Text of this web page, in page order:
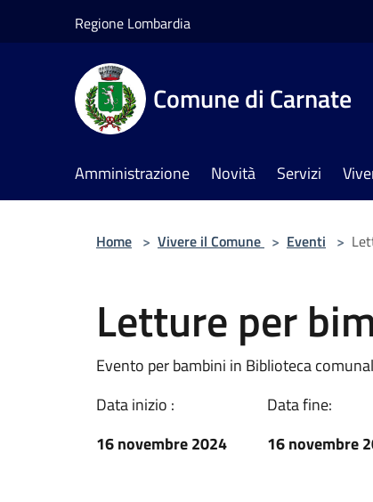
Regione Lombardia
Comune di Carnate
Amministrazione Novità Servizi
Home > Vivere il Comune > Eventi >
Letture per
Evento per bambini in Biblioteca
Data inizio :
16 novembre 2024
Data fine:
16 novembre